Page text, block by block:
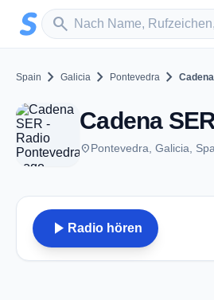
Zum Hauptinhalt springen
search
Sender suchen
Spain chevron_right Galicia chevron_right Pontevedra chevron_right
placePontevedra, Galicia,
play_arrow Radio hören